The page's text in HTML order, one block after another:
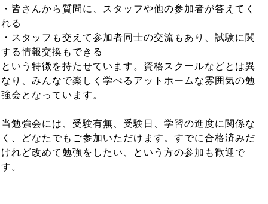
・皆さんから質問に、スタッフや他の参加者が答えてく
れる
・スタッフも交えて参加者同士の交流もあり、試験に関
する情報交換もできる
という特徴を持たせています。資格スクールなどとは異
なり、みんなで楽しく学べるアットホームな雰囲気の勉
強会となっています。
当勉強会には、受験有無、受験日、学習の進度に関係な
く、どなたでもご参加いただけます。すでに合格済みだ
けれど改めて勉強をしたい、という方の参加も歓迎で
す。